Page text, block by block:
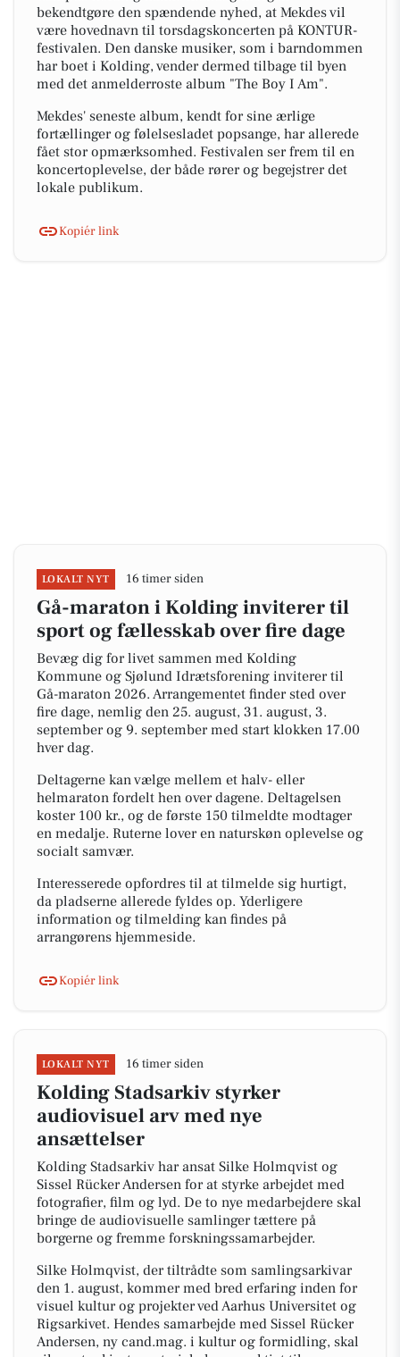
bekendtgøre den spændende nyhed, at Mekdes vil
være hovednavn til torsdagskoncerten på KONTUR-
festivalen. Den danske musiker, som i barndommen
har boet i Kolding, vender dermed tilbage til byen
med det anmelderroste album "The Boy I Am".
Mekdes' seneste album, kendt for sine ærlige
fortællinger og følelsesladet popsange, har allerede
fået stor opmærksomhed. Festivalen ser frem til en
koncertoplevelse, der både rører og begejstrer det
lokale publikum.
Kopiér link
LOKALT NYT 16 timer siden
Gå-maraton i Kolding inviterer til
sport og fællesskab over fire dage
Bevæg dig for livet sammen med Kolding
Kommune og Sjølund Idrætsforening inviterer til
Gå-maraton 2026. Arrangementet finder sted over
fire dage, nemlig den 25. august, 31. august, 3.
september og 9. september med start klokken 17.00
hver dag.
Deltagerne kan vælge mellem et halv- eller
helmaraton fordelt hen over dagene. Deltagelsen
koster 100 kr., og de første 150 tilmeldte modtager
en medalje. Ruterne lover en naturskøn oplevelse og
socialt samvær.
Interesserede opfordres til at tilmelde sig hurtigt,
da pladserne allerede fyldes op. Yderligere
information og tilmelding kan findes på
arrangørens hjemmeside.
Kopiér link
LOKALT NYT 16 timer siden
Kolding Stadsarkiv styrker
audiovisuel arv med nye
ansættelser
Kolding Stadsarkiv har ansat Silke Holmqvist og
Sissel Rücker Andersen for at styrke arbejdet med
fotografier, film og lyd. De to nye medarbejdere skal
bringe de audiovisuelle samlinger tættere på
borgerne og fremme forskningssamarbejder.
Silke Holmqvist, der tiltrådte som samlingsarkivar
den 1. august, kommer med bred erfaring inden for
visuel kultur og projekter ved Aarhus Universitet og
Rigsarkivet. Hendes samarbejde med Sissel Rücker
Andersen, ny cand.mag. i kultur og formidling, skal